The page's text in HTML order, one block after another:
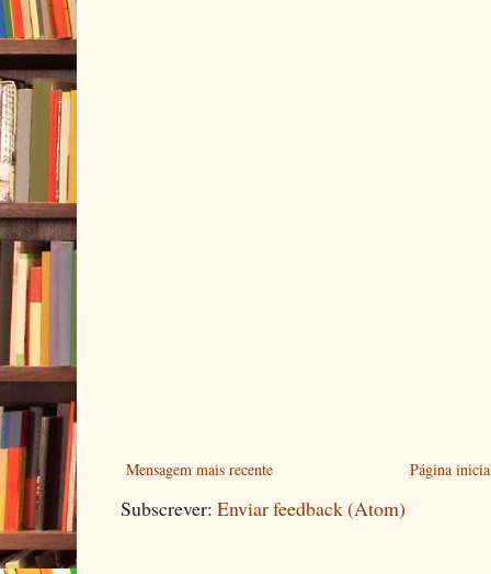
Mensagem mais recente Página
Subscrever: Enviar feedback (Atom)